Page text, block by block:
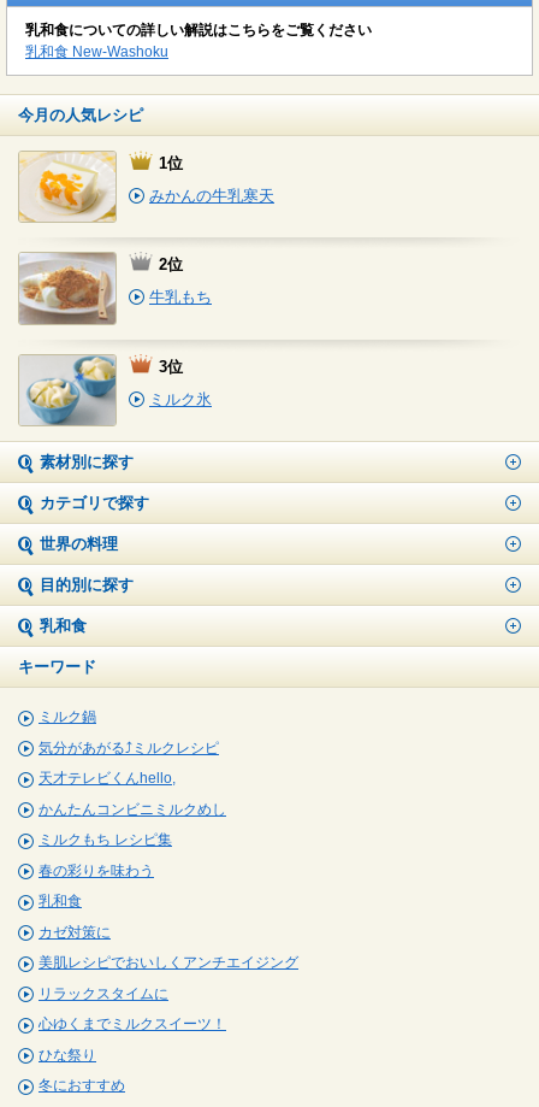
乳和食についての詳しい解説はこちらをご覧ください
乳和食 New-Washoku
今月の人気レシピ
1位
みかんの牛乳寒天
2位
牛乳もち
3位
ミルク氷
素材別に探す
カテゴリで探す
世界の料理
目的別に探す
乳和食
キーワード
ミルク鍋
気分があがる⤴ミルクレシピ
天才テレビくんhello,
かんたんコンビニミルクめし
ミルクもち レシピ集
春の彩りを味わう
乳和食
カゼ対策に
美肌レシピでおいしくアンチエイジング
リラックスタイムに
心ゆくまでミルクスイーツ！
ひな祭り
冬におすすめ